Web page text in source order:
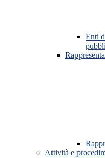
Enti
Attività e